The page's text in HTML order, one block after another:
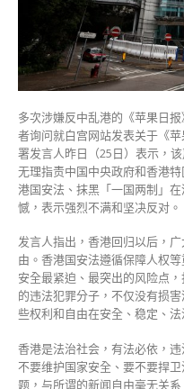
新
闻
自
由
手
港
事〉
中
多次涉嫌反中乱港的《苹果日
者询问就白宫网站发表关于《
署发言人昨日（25日）表示，
无理指责中国中央政府和香港
港国安法、抹黑「一国两制」
憾，表示强烈不满和坚决反对。
发言人指出，香港回归以后，
由。香港国安法遵循保障人权
安全最紧迫、最突出的风险点
的违法犯罪分子，不仅没有损
些权利和自由在安全、稳定、
香港是法治社会，有法必依，
不要维护国家安全、要不要捍
题，与所谓的新闻自由毫无关系